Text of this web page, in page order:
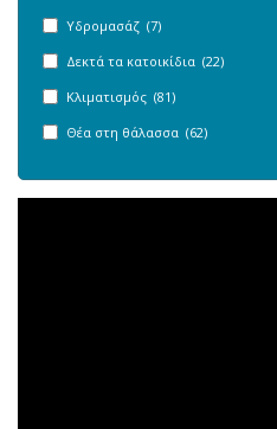
Υδρομασάζ (7)
Δεκτά τα κατοικίδια (22)
Κλιματισμός (81)
Θέα στη θάλασσα (62)